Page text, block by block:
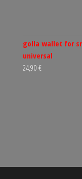
golla wallet for
universal
24,90 €